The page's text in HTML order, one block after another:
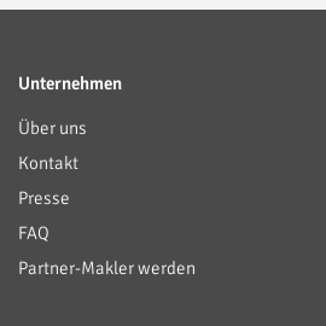
Unternehmen
Über uns
Kontakt
Presse
FAQ
Partner-Makler werden